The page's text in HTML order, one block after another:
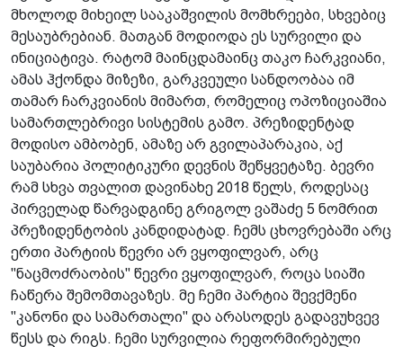
მხოლოდ მიხეილ სააკაშვილის მომხრეები, სხვებიც
მესაუბრებიან. მათგან მოდიოდა ეს სურვილი და
ინიციატივა. რატომ მაინცდამაინც თაკო ჩარკვიანი,
ამას ჰქონდა მიზეზი, გარკვეული სანდოობაა იმ
თამარ ჩარკვიანის მიმართ, რომელიც ოპოზიციაშია
სამართლებრივი სისტემის გამო. პრეზიდენტად
მოდისო ამბობენ, ამაზე არ გვილაპარაკია, აქ
საუბარია პოლიტიკური დევნის შეწყვეტაზე. ბევრი
რამ სხვა თვალით დავინახე 2018 წელს, როდესაც
პირველად წარვადგინე გრიგოლ ვაშაძე 5 ნომრით
პრეზიდენტობის კანდიდატად. ჩემს ცხოვრებაში არც
ერთი პარტიის წევრი არ ვყოფილვარ, არც
"ნაცმოძრაობის" წევრი ვყოფილვარ, როცა სიაში
ჩაწერა შემომთავაზეს. მე ჩემი პარტია შევქმენი
"კანონი და სამართალი" და არასოდეს გადავუხვევ
წესს და რიგს. ჩემი სურვილია რეფორმირებული